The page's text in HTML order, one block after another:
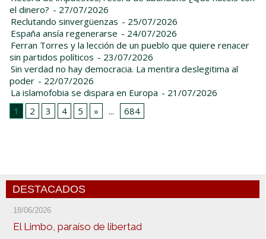
el dinero? - 27/07/2026
Reclutando sinvergüenzas - 25/07/2026
España ansía regenerarse - 24/07/2026
Ferran Torres y la lección de un pueblo que quiere renacer
sin partidos políticos - 23/07/2026
Sin verdad no hay democracia. La mentira deslegitima al
poder - 22/07/2026
La islamofobia se dispara en Europa - 21/07/2026
1
2 3 4 5 » ... 684
DESTACADOS
18/06/2026
El Limbo, paraíso de libertad